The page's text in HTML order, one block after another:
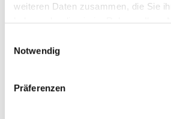
weiteren Daten zusammen, die Sie
Notwendig
Präferenzen